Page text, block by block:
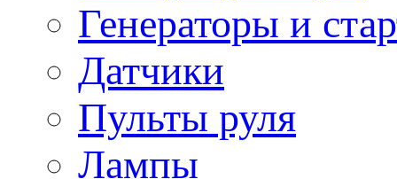
Генераторы и
Датчики
Пульты руля
Лампы